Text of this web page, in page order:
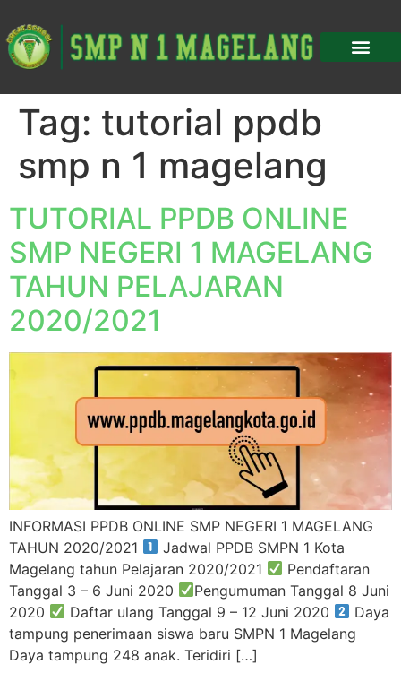
Tag: tutorial ppdb
smp n 1 magelang
TUTORIAL PPDB ONLINE
SMP NEGERI 1 MAGELANG
TAHUN PELAJARAN
2020/2021
INFORMASI PPDB ONLINE SMP NEGERI 1 MAGELANG
TAHUN 2020/2021
Jadwal PPDB SMPN 1 Kota
Magelang tahun Pelajaran 2020/2021
Pendaftaran
Tanggal 3 – 6 Juni 2020
Pengumuman Tanggal 8 Juni
2020
Daftar ulang Tanggal 9 – 12 Juni 2020
Daya
tampung penerimaan siswa baru SMPN 1 Magelang
Daya tampung 248 anak. Teridiri […]